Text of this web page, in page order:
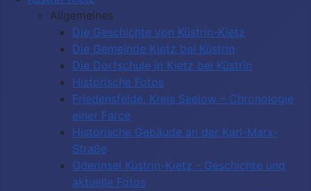
Allgemeines
Die Geschichte von Küstrin-Kietz
Die Gemeinde Kietz bei Küstrin
Die Dorfschule in Kietz bei Küstrin
Historische Fotos
Friedensfelde, Kreis Seelow – Chronologie
einer Farce
Historische Gebäude an der Karl-Marx-
Straße
Oderinsel Küstrin-Kietz - Geschichte und
aktuelle Fotos